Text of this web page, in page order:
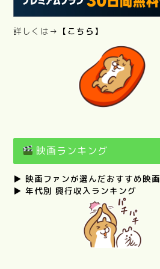
詳しくは→ 【こちら】
映画ランキング
▶ 映画ファンが選んだおすすめ映画
▶ 年代別 興行収入ランキング